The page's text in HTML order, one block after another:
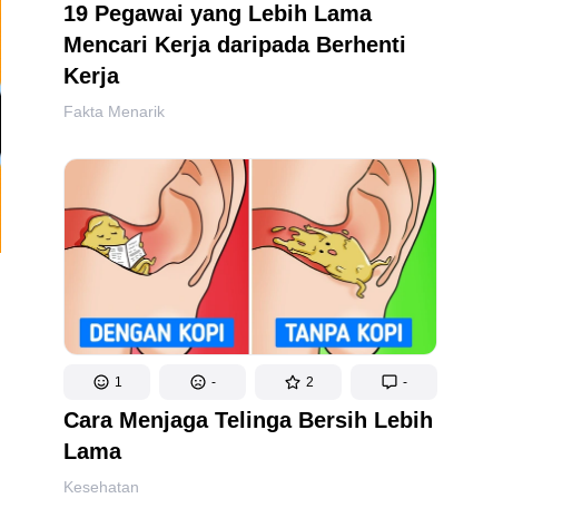
19 Pegawai yang Lebih Lama
Mencari Kerja daripada Berhenti
Kerja
Fakta Menarik
1 - 2 -
Cara Menjaga Telinga Bersih Lebih
Lama
Kesehatan